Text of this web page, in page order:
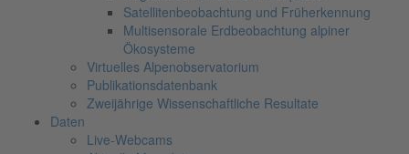
Satellitenbeobachtung und Früherkennung
Multisensorale Erdbeobachtung alpiner
Ökosysteme
Virtuelles Alpenobservatorium
Publikationsdatenbank
Zweijährige Wissenschaftliche Resultate
Daten
Live-Webcams